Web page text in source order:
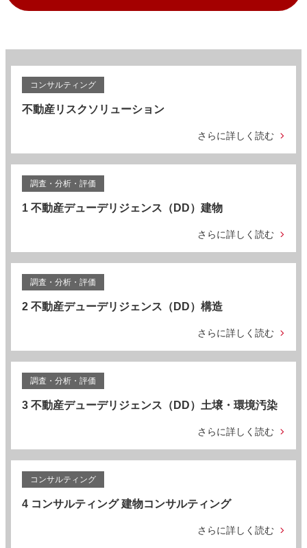
コンサルティング
不動産リスクソリューション
さらに詳しく読む
調査・分析・評価
1 不動産デューデリジェンス（DD）建物
さらに詳しく読む
調査・分析・評価
2 不動産デューデリジェンス（DD）構造
さらに詳しく読む
調査・分析・評価
3 不動産デューデリジェンス（DD）土壌・環境汚染
さらに詳しく読む
コンサルティング
4 コンサルティング 建物コンサルティング
さらに詳しく読む